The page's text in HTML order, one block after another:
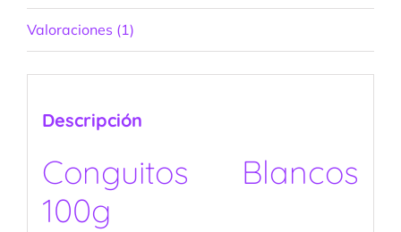
Valoraciones (1)
Descripción
Conguitos Blancos
100g